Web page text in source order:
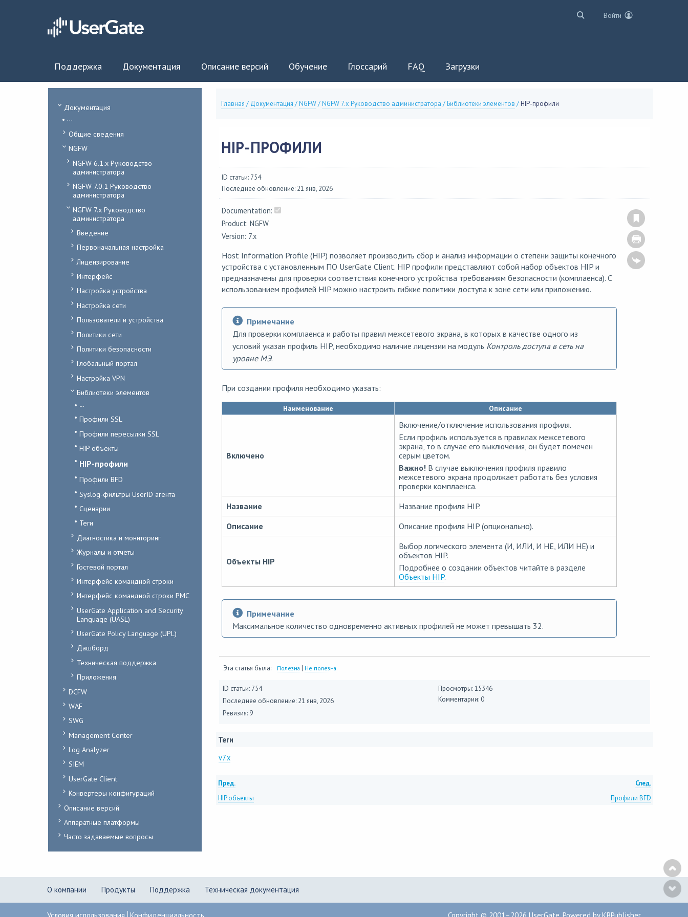
Войти
Поддержка Документация Описание версий Обучение Глоссарий FAQ Загрузки
Документация
...
Общие сведения
NGFW
NGFW 6.1.x Руководство
администратора
NGFW 7.0.1 Руководство
администратора
NGFW 7.x Руководство
администратора
Введение
Первоначальная настройка
Лицензирование
Интерфейс
Настройка устройства
Настройка сети
Пользователи и устройства
Политики сети
Политики безопасности
Глобальный портал
Настройка VPN
Библиотеки элементов
...
Профили SSL
Профили пересылки SSL
HIP объекты
HIP-профили
Профили BFD
Syslog-фильтры UserID агента
Сценарии
Теги
Диагностика и мониторинг
Журналы и отчеты
Гостевой портал
Интерфейс командной строки
Интерфейс командной строки PMC
UserGate Application and Security
Language (UASL)
UserGate Policy Language (UPL)
Дашборд
Техническая поддержка
Приложения
DCFW
WAF
SWG
Management Center
Log Analyzer
SIEM
UserGate Client
Конвертеры конфигураций
Описание версий
Аппаратные платформы
Часто задаваемые вопросы
Главная / Документация /NGFW/NGFW 7.x Руководство администратора /Библиотеки элементов /HIP-профили
HIP-ПРОФИЛИ
ID статьи: 754
Последнее обновление: 21 янв, 2026
Documentation:
Product: NGFW
Version: 7.x
Host Information Profile (HIP) позволяет производить сбор и анализ информации о степени защиты конечного
устройства с установленным ПО UserGate Client. HIP профили представляют собой набор объектов HIP и
предназначены для проверки соответствия конечного устройства требованиям безопасности (комплаенса). С
использованием профилей HIP можно настроить гибкие политики доступа к зоне сети или приложению.
Примечание
Для проверки комплаенса и работы правил межсетевого экрана, в которых в качестве одного из
условий указан профиль HIP, необходимо наличие лицензии на модуль Контроль доступа в сеть на
уровне МЭ.
При создании профиля необходимо указать:
Наименование Описание
Включено
Включение/отключение использования профиля.
Если профиль используется в правилах межсетевого
экрана, то в случае его выключения, он будет помечен
серым цветом.
Важно!В случае выключения профиля правило
межсетевого экрана продолжает работать без условия
проверки комплаенса.
Название
Название профиля HIP.
Описание
Описание профиля HIP (опционально).
Объекты HIP
Выбор логического элемента (И, ИЛИ, И НЕ, ИЛИ НЕ) и
объектов HIP.
Подробнее о создании объектов читайте в разделе
Объекты HIP.
Примечание
Максимальное количество одновременно активных профилей не может превышать 32.
Эта статья была: Полезна | Не полезна
ID статьи: 754
Последнее обновление: 21 янв, 2026
Ревизия: 9
Просмотры: 15346
Комментарии: 0
Теги
v7.x
Пред.
След.
HIP объекты
Профили BFD
О компании Продукты Поддержка Техническая документация